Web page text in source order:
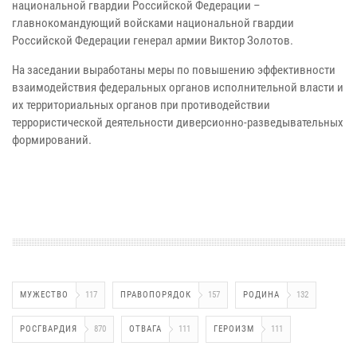
национальной гвардии Российской Федерации –
главнокомандующий войсками национальной гвардии
Российской Федерации генерал армии Виктор Золотов.
На заседании выработаны меры по повышению эффективности
взаимодействия федеральных органов исполнительной власти и
их территориальных органов при противодействии
террористической деятельности диверсионно-разведывательных
формирований.
МУЖЕСТВО 117 ПРАВОПОРЯДОК 157 РОДИНА 132
РОСГВАРДИЯ 870 ОТВАГА 111 ГЕРОИЗМ 111